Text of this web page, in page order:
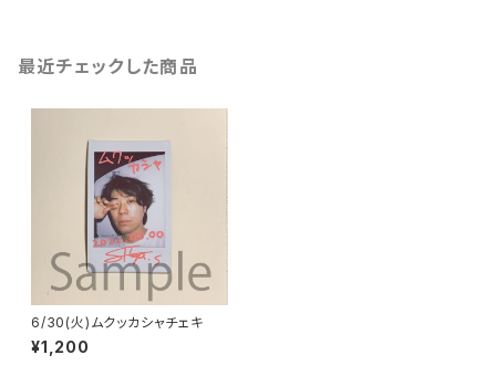
最近チェックした商品
6/30(火)ムクッカシャチェキ
¥1,200